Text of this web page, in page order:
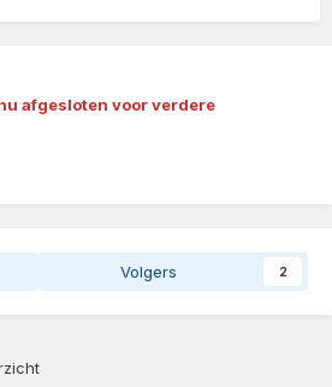
afgesloten voor verdere
Volgers 2